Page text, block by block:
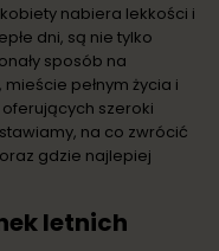
nabiera lekkości i
dni, są nie tylko
sposób na
pełnym życia i
szeroki
na co zwrócić
gdzie najlepiej
letnich